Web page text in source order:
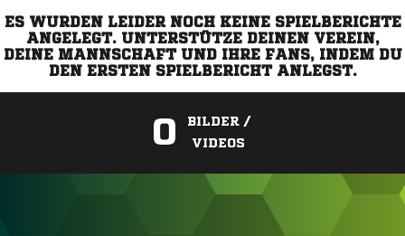
ES WURDEN LEIDER NOCH KEINE SPIELBERICHTE
ANGELEGT. UNTERSTÜTZE DEINEN VEREIN,
DEINE MANNSCHAFT UND IHRE FANS, INDEM DU
DEN ERSTEN SPIELBERICHT ANLEGST.
0
BILDER /
VIDEOS